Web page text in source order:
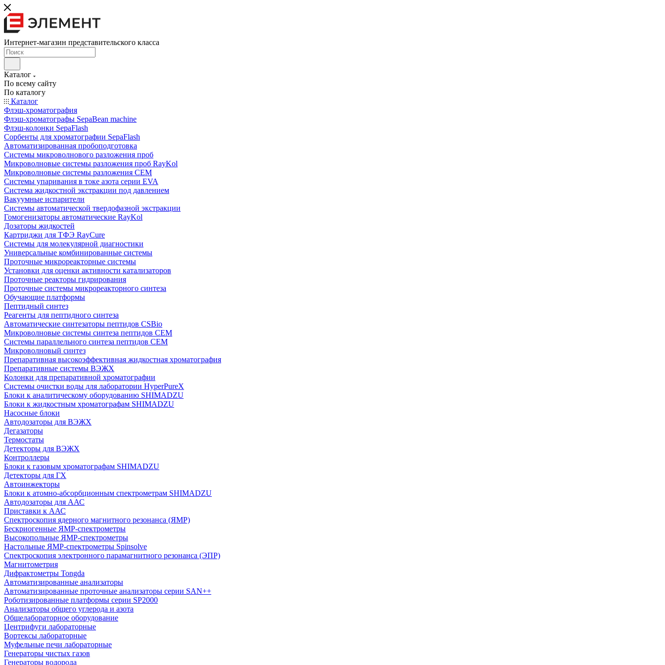
Интернет-магазин представительского класса
Каталог
По всему сайту
По каталогу
Каталог
Флэш-хроматография
Флэш-хроматографы SepaBean machine
Флэш-колонки SepaFlash
Сорбенты для хроматографии SepaFlash
Автоматизированная пробоподготовка
Системы микроволнового разложения проб
Микроволновые системы разложения проб RayKol
Микроволновые системы разложения CEM
Системы упаривания в токе азота серии EVA
Система жидкостной экстракции под давлением
Вакуумные испарители
Системы автоматической твердофазной экстракции
Гомогенизаторы автоматические RayKol
Дозаторы жидкостей
Картриджи для ТФЭ RayCure
Системы для молекулярной диагностики
Универсальные комбинированные системы
Проточные микрореакторные системы
Установки для оценки активности катализаторов
Проточные реакторы гидрирования
Проточные системы микрореакторного синтеза
Обучающие платформы
Пептидный синтез
Реагенты для пептидного синтеза
Автоматические синтезаторы пептидов CSBio
Микроволновые системы синтеза пептидов CEM
Системы параллельного синтеза пептидов CEM
Микроволновый синтез
Препаративная высокоэффективная жидкостная хроматография
Препаративные системы ВЭЖХ
Колонки для препаративной хроматографии
Системы очистки воды для лаборатории HyperPureX
Блоки к аналитическому оборудованию SHIMADZU
Блоки к жидкостным хроматографам SHIMADZU
Насосные блоки
Автодозаторы для ВЭЖХ
Дегазаторы
Термостаты
Детекторы для ВЭЖХ
Контроллеры
Блоки к газовым хроматографам SHIMADZU
Детекторы для ГХ
Автоинжекторы
Блоки к атомно-абсорбционным спектрометрам SHIMADZU
Автодозаторы для ААС
Приставки к ААС
Спектроскопия ядерного магнитного резонанса (ЯМР)
Бескриогенные ЯМР‑спектрометры
Высокопольные ЯМР‑спектрометры
Настольные ЯМР‑спектрометры Spinsolve
Спектроскопия электронного парамагнитного резонанса (ЭПР)
Магнитометрия
Дифрактометры Tongda
Автоматизированные анализаторы
Автоматизированные проточные анализаторы серии SAN++
Роботизированные платформы серии SP2000
Анализаторы общего углерода и азота
Общелабораторное оборудование
Центрифуги лабораторные
Вортексы лабораторные
Муфельные печи лабораторные
Генераторы чистых газов
Генераторы водорода